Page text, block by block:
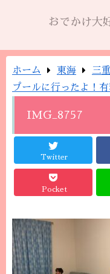
おでかけ大
ホーム 東海 三重
プールに行ったよ！有
IMG_8757
Twitter
Pocket